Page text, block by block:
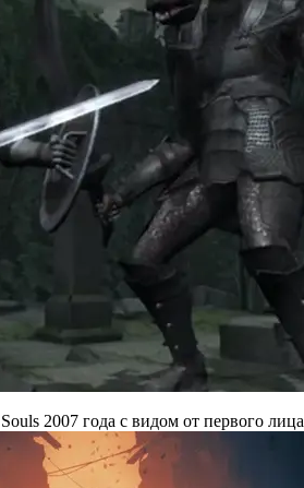
2007 года с видом от первого лица